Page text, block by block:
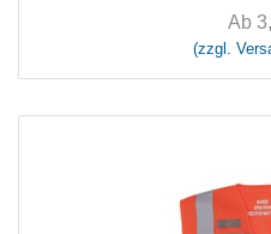
Ab
(zzgl.